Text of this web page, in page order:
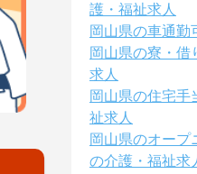
護・福祉求人
岡山県の車通勤
岡山県の寮・借
求人
岡山県の住宅手
祉求人
岡山県のオープ
の介護・福祉求